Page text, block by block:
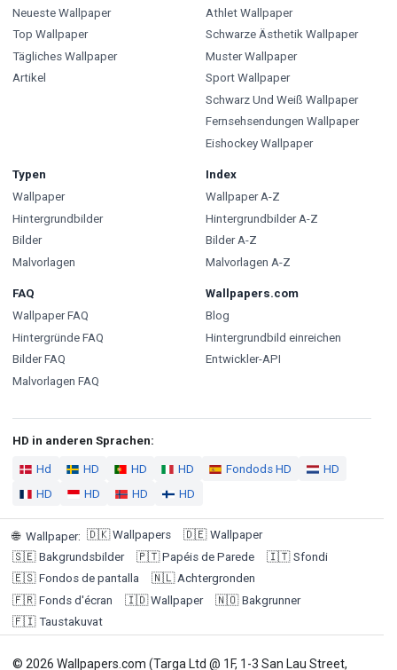
Neueste Wallpaper
Top Wallpaper
Tägliches Wallpaper
Artikel
Athlet Wallpaper
Schwarze Ästhetik Wallpaper
Muster Wallpaper
Sport Wallpaper
Schwarz Und Weiß Wallpaper
Fernsehsendungen Wallpaper
Eishockey Wallpaper
Typen
Wallpaper
Hintergrundbilder
Bilder
Malvorlagen
Index
Wallpaper A-Z
Hintergrundbilder A-Z
Bilder A-Z
Malvorlagen A-Z
FAQ
Wallpaper FAQ
Hintergründe FAQ
Bilder FAQ
Malvorlagen FAQ
Wallpapers.com
Blog
Hintergrundbild einreichen
Entwickler-API
HD in anderen Sprachen:
Hd HD HD HD Fondods HD
HD
HD
HD HD HD
🌐 Wallpaper: 🇩🇰 Wallpapers 🇩🇪 Wallpaper
🇸🇪 Bakgrundsbilder 🇵🇹 Papéis de Parede 🇮🇹 Sfondi
🇪🇸 Fondos de pantalla 🇳🇱 Achtergronden
🇫🇷 Fonds d'écran 🇮🇩 Wallpaper 🇳🇴 Bakgrunner
🇫🇮 Taustakuvat
© 2026 Wallpapers.com (Targa Ltd @ 1F, 1-3 San Lau Street,